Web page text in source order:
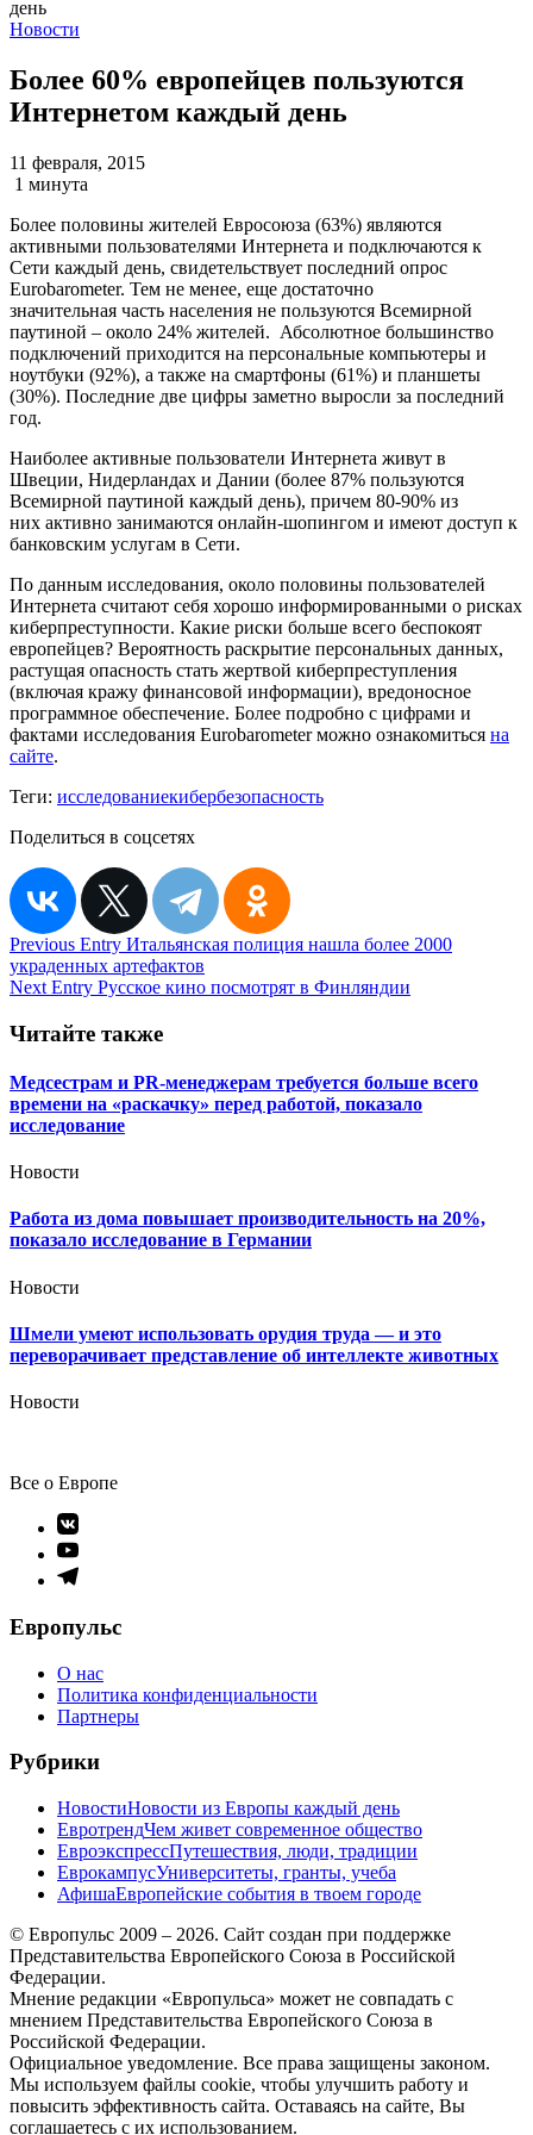
Новости
Более 60% европейцев пользуются
Интернетом каждый день
11 февраля, 2015
1 минута
Более половины жителей Евросоюза (63%) являются
активными пользователями Интернета и подключаются к
Сети каждый день, свидетельствует последний опрос
Eurobarometer. Тем не менее, еще достаточно
значительная часть населения не пользуются Всемирной
паутиной – около 24% жителей. Абсолютное большинство
подключений приходится на персональные компьютеры и
ноутбуки (92%), а также на смартфоны (61%) и планшеты
(30%). Последние две цифры заметно выросли за последний
год.
Наиболее активные пользователи Интернета живут в
Швеции, Нидерландах и Дании (более 87% пользуются
Всемирной паутиной каждый день), причем 80-90% из
них активно занимаются онлайн-шопингом и имеют доступ к
банковским услугам в Сети.
По данным исследования, около половины пользователей
Интернета считают себя хорошо информированными о рисках
киберпреступности. Какие риски больше всего беспокоят
европейцев? Вероятность раскрытие персональных данных,
растущая опасность стать жертвой киберпреступления
(включая кражу финансовой информации), вредоносное
программное обеспечение. Более подробно с цифрами и
фактами исследования Eurobarometer можно ознакомиться на
сайте.
Теги: исследованиекибербезопасность
Поделиться в соцсетях
Навигация
по
Previous Entry Итальянская полиция нашла более 2000
украденных артефактов
Next Entry Русское кино посмотрят в Финляндии
Читайте также
Медсестрам и PR-менеджерам требуется больше всего
времени на «раскачку» перед работой, показало
исследование
Новости
Работа из дома повышает производительность на 20%,
показало исследование в Германии
Новости
Шмели умеют использовать орудия труда — и это
переворачивает представление об интеллекте животных
Новости
Все о Европе
Элемент
меню
Элемент
меню
Элемент
Европульс
О нас
Политика конфиденциальности
Партнеры
Рубрики
НовостиНовости из Европы каждый день
ЕвротрендЧем живет современное общество
ЕвроэкспрессПутешествия, люди, традиции
ЕврокампусУниверситеты, гранты, учеба
АфишаЕвропейские события в твоем городе
© Европульс 2009 – 2026. Сайт создан при поддержке
Представительства Европейского Союза в Российской
Федерации.
Мнение редакции «Европульса» может не совпадать с
мнением Представительства Европейского Союза в
Российской Федерации.
Официальное уведомление. Все права защищены законом.
Мы используем файлы cookie, чтобы улучшить работу и
повысить эффективность сайта. Оставаясь на сайте, Вы
соглашаетесь с их использованием.